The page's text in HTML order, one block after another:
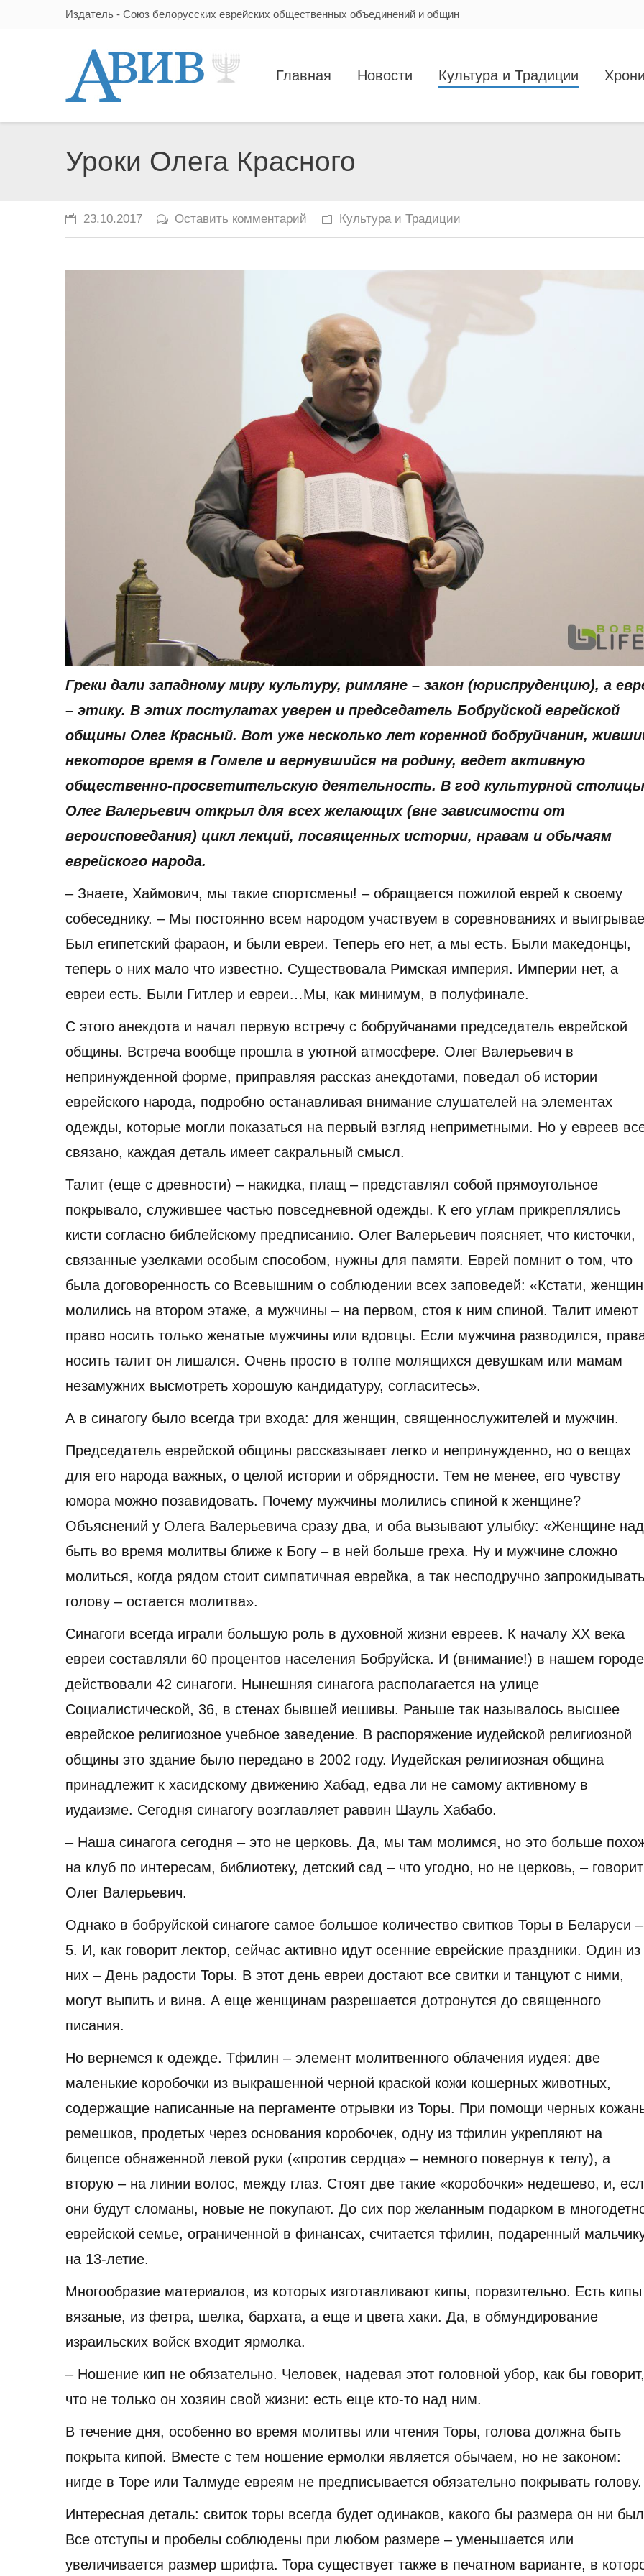
Издатель - Союз белорусских еврейских общественных объединений и общин
Главная Новости Культура и Традиции
Уроки Олега Красного
23.10.2017 Оставить комментарий Культура и Традиции
Греки дали западному миру культуру, римляне – закон (юриспруденцию), а
– этику. В этих постулатах уверен и председатель Бобруйской еврейской
общины Олег Красный. Вот уже несколько лет коренной бобруйчанин,
некоторое время в Гомеле и вернувшийся на родину, ведет активную
общественно-просветительскую деятельность. В год культурной столицы
Олег Валерьевич открыл для всех желающих (вне зависимости от
вероисповедания) цикл лекций, посвященных истории, нравам и обычаям
еврейского народа.
– Знаете, Хаймович, мы такие спортсмены! – обращается пожилой еврей к своему
собеседнику. – Мы постоянно всем народом участвуем в соревнованиях и
Был египетский фараон, и были евреи. Теперь его нет, а мы есть. Были македонцы,
теперь о них мало что известно. Существовала Римская империя. Империи нет, а
евреи есть. Были Гитлер и евреи…Мы, как минимум, в полуфинале.
С этого анекдота и начал первую встречу с бобруйчанами председатель еврейской
общины. Встреча вообще прошла в уютной атмосфере. Олег Валерьевич в
непринужденной форме, приправляя рассказ анекдотами, поведал об истории
еврейского народа, подробно останавливая внимание слушателей на элементах
одежды, которые могли показаться на первый взгляд неприметными. Но у евреев
связано, каждая деталь имеет сакральный смысл.
Талит (еще с древности) – накидка, плащ – представлял собой прямоугольное
покрывало, служившее частью повседневной одежды. К его углам прикреплялись
кисти согласно библейскому предписанию. Олег Валерьевич поясняет, что кисточки,
связанные узелками особым способом, нужны для памяти. Еврей помнит о том, что
была договоренность со Всевышним о соблюдении всех заповедей: «Кстати,
молились на втором этаже, а мужчины – на первом, стоя к ним спиной. Талит имеют
право носить только женатые мужчины или вдовцы. Если мужчина разводился,
носить талит он лишался. Очень просто в толпе молящихся девушкам или мамам
незамужних высмотреть хорошую кандидатуру, согласитесь».
А в синагогу было всегда три входа: для женщин, священнослужителей и мужчин.
Председатель еврейской общины рассказывает легко и непринужденно, но о вещах
для его народа важных, о целой истории и обрядности. Тем не менее, его чувству
юмора можно позавидовать. Почему мужчины молились спиной к женщине?
Объяснений у Олега Валерьевича сразу два, и оба вызывают улыбку: «Женщине
быть во время молитвы ближе к Богу – в ней больше греха. Ну и мужчине сложно
молиться, когда рядом стоит симпатичная еврейка, а так несподручно запрокидывать
голову – остается молитва».
Синагоги всегда играли большую роль в духовной жизни евреев. К началу XX века
евреи составляли 60 процентов населения Бобруйска. И (внимание!) в нашем городе
действовали 42 синагоги. Нынешняя синагога располагается на улице
Социалистической, 36, в стенах бывшей иешивы. Раньше так называлось высшее
еврейское религиозное учебное заведение. В распоряжение иудейской религиозной
общины это здание было передано в 2002 году. Иудейская религиозная община
принадлежит к хасидскому движению Хабад, едва ли не самому активному в
иудаизме. Сегодня синагогу возглавляет раввин Шауль Хабабо.
– Наша синагога сегодня – это не церковь. Да, мы там молимся, но это больше
на клуб по интересам, библиотеку, детский сад – что угодно, но не церковь, – говорит
Олег Валерьевич.
Однако в бобруйской синагоге самое большое количество свитков Торы в Беларуси –
5. И, как говорит лектор, сейчас активно идут осенние еврейские праздники. Один из
них – День радости Торы. В этот день евреи достают все свитки и танцуют с ними,
могут выпить и вина. А еще женщинам разрешается дотронутся до священного
писания.
Но вернемся к одежде. Тфилин – элемент молитвенного облачения иудея: две
маленькие коробочки из выкрашенной черной краской кожи кошерных животных,
содержащие написанные на пергаменте отрывки из Торы. При помощи черных
ремешков, продетых через основания коробочек, одну из тфилин укрепляют на
бицепсе обнаженной левой руки («против сердца» – немного повернув к телу), а
вторую – на линии волос, между глаз. Стоят две такие «коробочки» недешево, и,
они будут сломаны, новые не покупают. До сих пор желанным подарком в
еврейской семье, ограниченной в финансах, считается тфилин, подаренный
на 13-летие.
Многообразие материалов, из которых изготавливают кипы, поразительно. Есть кипы
вязаные, из фетра, шелка, бархата, а еще и цвета хаки. Да, в обмундирование
израильских войск входит ярмолка.
– Ношение кип не обязательно. Человек, надевая этот головной убор, как бы говорит,
что не только он хозяин свой жизни: есть еще кто-то над ним.
В течение дня, особенно во время молитвы или чтения Торы, голова должна быть
покрыта кипой. Вместе с тем ношение ермолки является обычаем, но не законом:
нигде в Торе или Талмуде евреям не предписывается обязательно покрывать голову.
Интересная деталь: свиток торы всегда будет одинаков, какого бы размера он ни
Все отступы и пробелы соблюдены при любом размере – уменьшается или
увеличивается размер шрифта. Тора существует также в печатном варианте, в